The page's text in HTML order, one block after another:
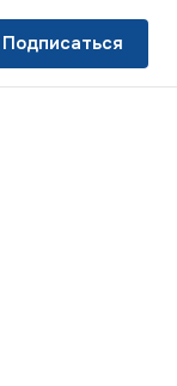
Подписаться